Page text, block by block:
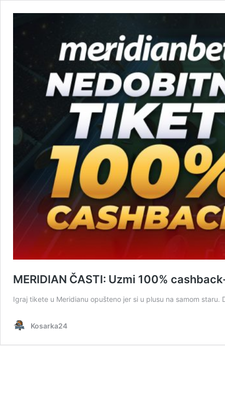
MERIDIAN ČASTI: Uzmi 100%
Igraj tikete u Meridianu opušteno jer si u plusu na samom
Kosarka24